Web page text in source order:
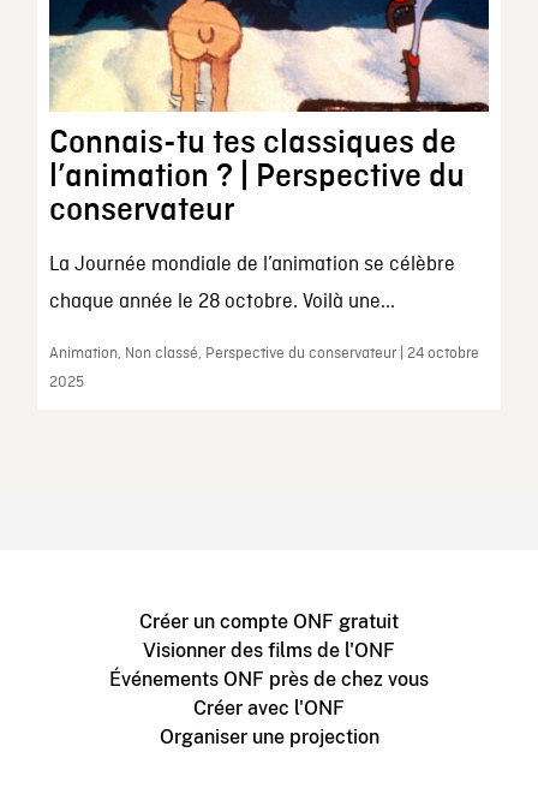
Connais-tu tes classiques de
l’animation ? | Perspective du
conservateur
La Journée mondiale de l’animation se célèbre
chaque année le 28 octobre. Voilà une...
Animation, Non classé, Perspective du conservateur | 24 octobre
2025
Créer un compte ONF gratuit
Visionner des films de l'ONF
Événements ONF près de chez vous
Créer avec l'ONF
Organiser une projection